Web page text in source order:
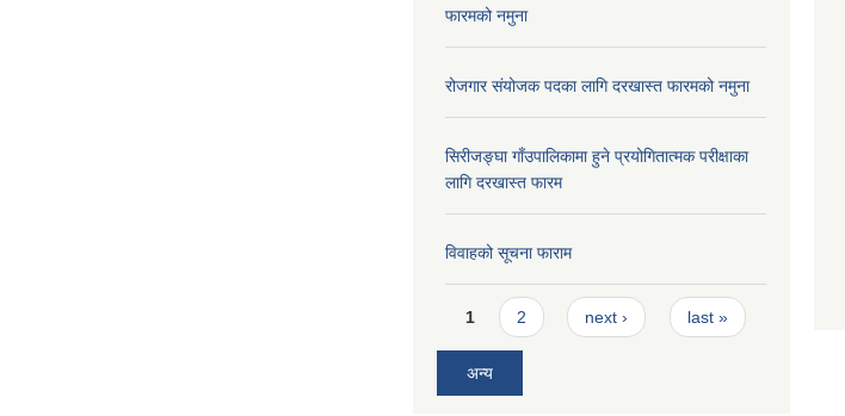
फारमको नमुना
रोजगार संयोजक पदका लागि दरखास्त फारमको नमुना
सिरीजङ्घा गाँउपालिकामा हुने प्रयोगितात्मक परीक्षाका
लागि दरखास्त फारम
विवाहको सूचना फाराम
Pages
1 2 next › last »
अन्य